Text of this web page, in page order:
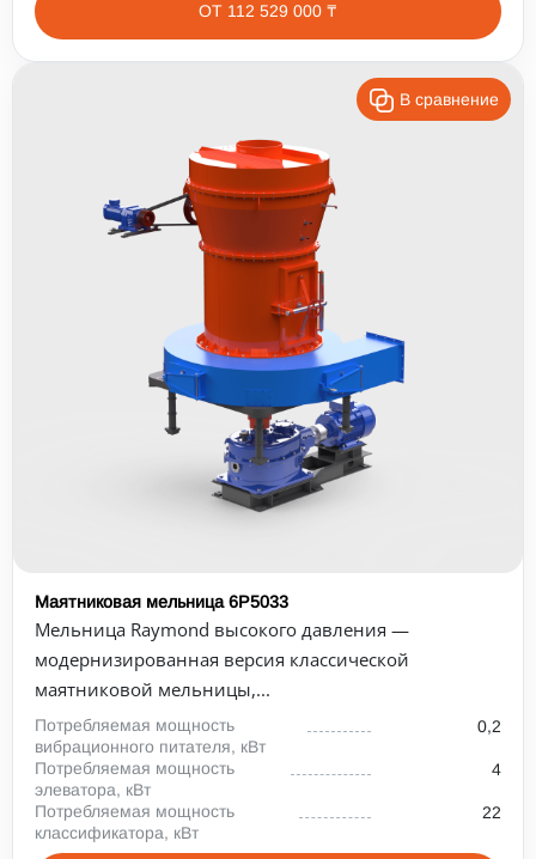
ОТ 112 529 000 ₸
В сравнение
Маятниковая мельница 6Р5033
Мельница Raymond высокого давления —
модернизированная версия классической
маятниковой мельницы,...
Потребляемая мощность
вибрационного питателя, кВт
0,2
Потребляемая мощность
элеватора, кВт
4
Потребляемая мощность
классификатора, кВт
22